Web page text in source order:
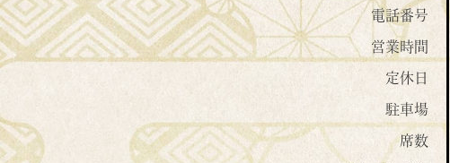
電話番号
営業時間
定休日
駐車場
席数